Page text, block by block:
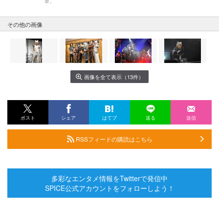
その他の画像
画像を全て表示（13件）
ポスト シェア はてブ 送る 送信
RSSフィードの購読はこちら
多彩なエンタメ情報をTwitterで発信中
SPICE公式アカウントをフォローしよう！